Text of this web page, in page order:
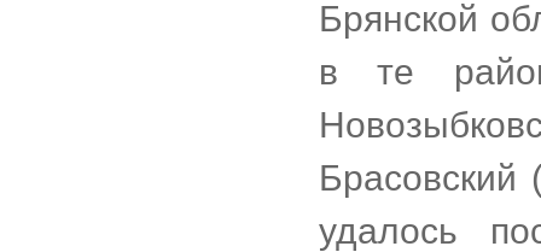
Брянской
в те
Брасовский
удалось